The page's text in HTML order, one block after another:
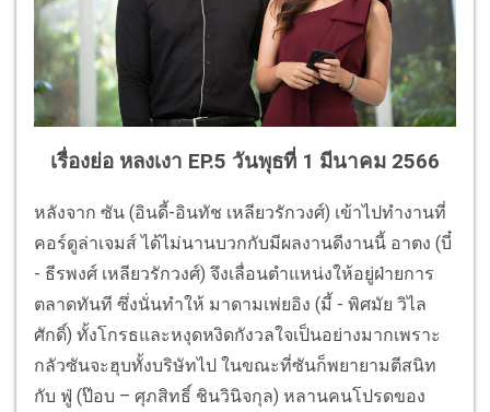
เรื่องย่อ หลงเงา EP.5 วันพุธที่ 1 มีนาคม 2566
หลังจาก ซัน (อินดี้-อินทัช เหลียวรักวงศ์) เข้าไปทำงานที่
คอร์ดูล่าเจมส์ ได้ไม่นานบวกกับมีผลงานดีงานนี้ อาตง (บี๋
- ธีรพงศ์ เหลียวรักวงศ์) จึงเลื่อนตำแหน่งให้อยู่ฝ่ายการ
ตลาดทันที ซึ่งนั่นทำให้ มาดามเพ่ยอิง (มี้ - พิศมัย วิไล
ศักดิ์) ทั้งโกรธและหงุดหงิดกังวลใจเป็นอย่างมากเพราะ
กลัวซันจะฮุบทั้งบริษัทไป ในขณะที่ซันก็พยายามตีสนิท
กับ ฟู่ (ป๊อบ – ศุภสิทธิ์ ชินวินิจกุล) หลานคนโปรดของ